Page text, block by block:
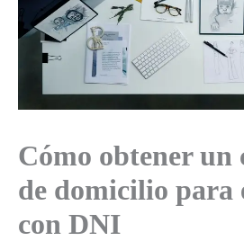
Cómo obtener un
de domicilio para
con DNI